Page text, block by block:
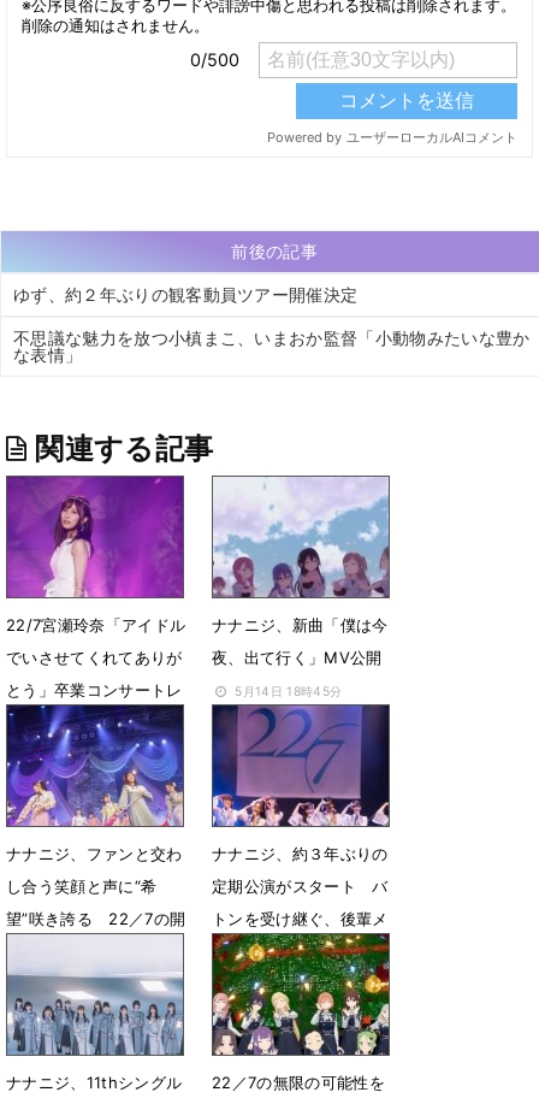
前後の記事
ゆず、約２年ぶりの観客動員ツアー開催決定
不思議な魅力を放つ小槙まこ、いまおか監督「小動物みたいな豊か
な表情」
関連する記事
22/7宮瀬玲奈「アイドル
でいさせてくれてありが
とう」卒業コンサートレ
ポート
5月26日 18時33分
ナナニジ、新曲「僕は今
夜、出て行く」MV公開
5月14日 18時45分
ナナニジ、ファンと交わ
し合う笑顔と声に“希
望”咲き誇る 22／7の開
4月10日 23時07分
ナナニジ、約３年ぶりの
定期公演がスタート バ
トンを受け継ぐ、後輩メ
ンバー８人のステージに
密着
1月17日 23時44分
ナナニジ、11thシングル
22／7の無限の可能性を